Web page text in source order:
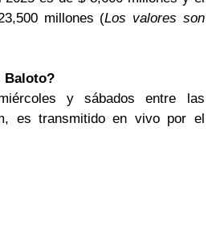
millones (Los valores son
Baloto?
y sábados entre las
es transmitido en vivo por el